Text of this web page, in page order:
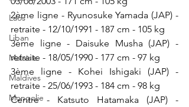
Laos
Liban
Malaisie
Maldives
Mongolie
2ème ligne - Ryunosuke Yamada (JAP) -
retraite - 12/10/1991 - 187 cm - 105 kg
3ème ligne - Daisuke Musha (JAP) -
retraite - 18/05/1990 - 177 cm - 97 kg
3ème ligne - Kohei Ishigaki (JAP) -
retraite - 25/06/1993 - 184 cm - 98 kg
Centre - Katsuto Hatamaka (JAP) -